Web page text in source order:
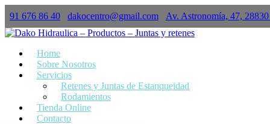
91 676 86 40 dakocentro@gmail.com Av. Astronomía, 47,
Home
Sobre Nosotros
Servicios
Retenes y Juntas de Estanqueidad
Rodamientos
Tienda Online
Contacto